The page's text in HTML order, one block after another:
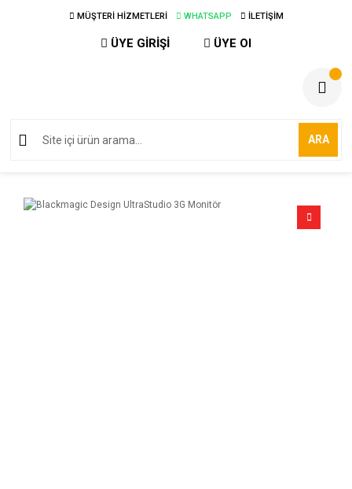
MÜŞTERİ HİZMETLERİ WHATSAPP İLETİŞİM
ÜYE GİRİŞİ ÜYE Ol
ARA